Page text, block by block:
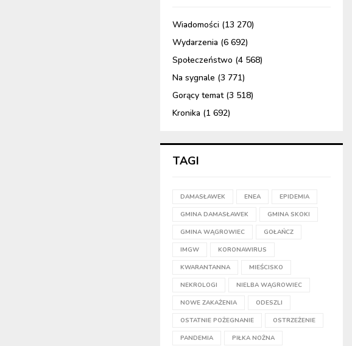
Wiadomości (13 270)
Wydarzenia (6 692)
Społeczeństwo (4 568)
Na sygnale (3 771)
Gorący temat(3 518)
Kronika (1 692)
TAGI
DAMASŁAWEK ENEA EPIDEMIA
GMINA DAMASŁAWEK GMINA SKOKI
GMINA WĄGROWIEC GOŁAŃCZ
IMGW KORONAWIRUS
KWARANTANNA MIEŚCISKO
NEKROLOGI NIELBA WĄGROWIEC
NOWE ZAKAŻENIA ODESZLI
OSTATNIE POŻEGNANIE OSTRZEŻENIE
PANDEMIA PIŁKA NOŻNA